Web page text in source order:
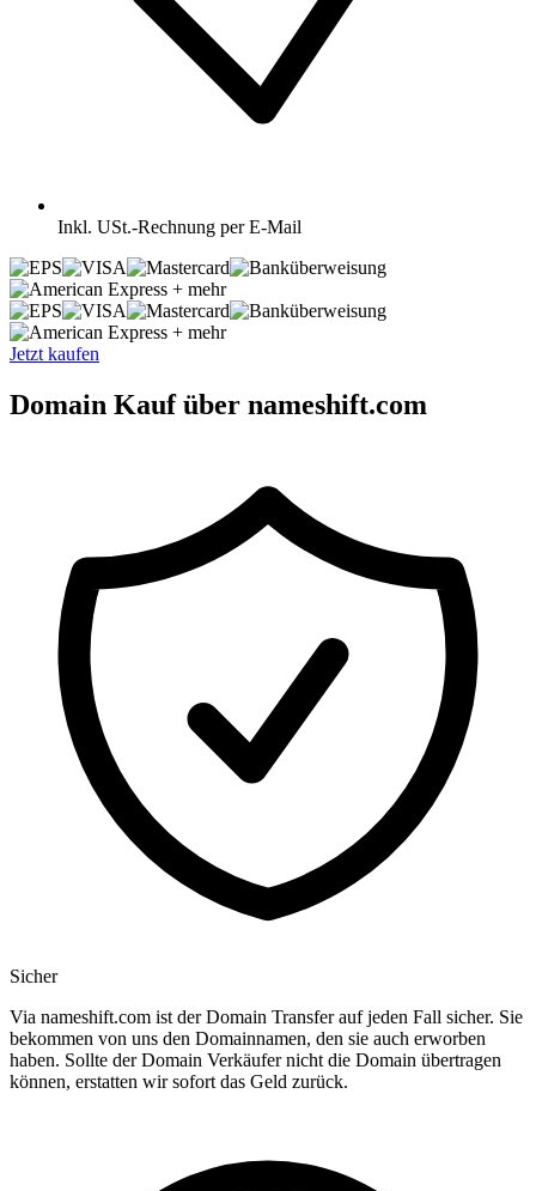
Inkl. USt.-Rechnung per E-Mail
+ mehr
+ mehr
Jetzt kaufen
Domain Kauf über nameshift.com
Sicher
Via nameshift.com ist der Domain Transfer auf jeden Fall sicher. Sie
bekommen von uns den Domainnamen, den sie auch erworben
haben. Sollte der Domain Verkäufer nicht die Domain übertragen
können, erstatten wir sofort das Geld zurück.